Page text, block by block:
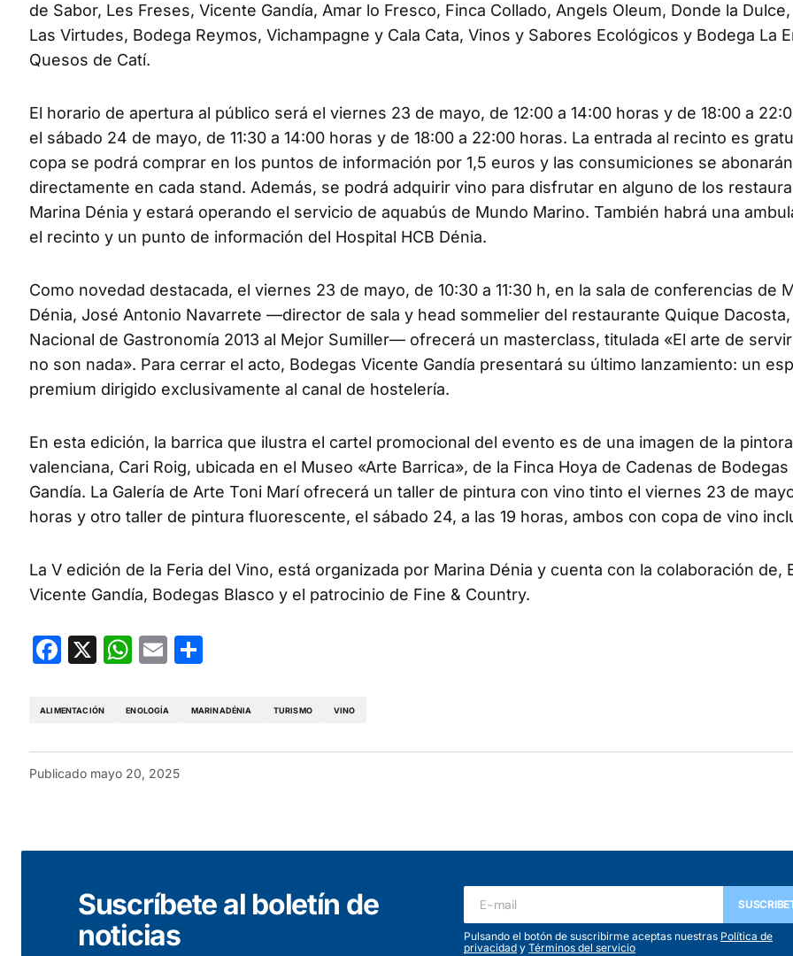
de Sabor, Les Freses, Vicente Gandía, Amar lo Fresco, Finca Collado, Angels Oleum, Donde la
Las Virtudes, Bodega Reymos, Vichampagne y Cala Cata, Vinos y Sabores Ecológicos y Bodega La
Quesos de Catí.
El horario de apertura al público será el viernes 23 de mayo, de 12:00 a 14:00 horas y de 18:00 a
el sábado 24 de mayo, de 11:30 a 14:00 horas y de 18:00 a 22:00 horas. La entrada al recinto es
copa se podrá comprar en los puntos de información por 1,5 euros y las consumiciones se abonarán
directamente en cada stand. Además, se podrá adquirir vino para disfrutar en alguno de los
Marina Dénia y estará operando el servicio de aquabús de Mundo Marino. También habrá una
el recinto y un punto de información del Hospital HCB Dénia.
Como novedad destacada, el viernes 23 de mayo, de 10:30 a 11:30 h, en la sala de conferencias de
Dénia, José Antonio Navarrete —director de sala y head sommelier del restaurante Quique
Nacional de Gastronomía 2013 al Mejor Sumiller— ofrecerá un masterclass, titulada «El arte de
no son nada». Para cerrar el acto, Bodegas Vicente Gandía presentará su último lanzamiento: un
premium dirigido exclusivamente al canal de hostelería.
En esta edición, la barrica que ilustra el cartel promocional del evento es de una imagen de la pintora
valenciana, Cari Roig, ubicada en el Museo «Arte Barrica», de la Finca Hoya de Cadenas de
Gandía. La Galería de Arte Toni Marí ofrecerá un taller de pintura con vino tinto el viernes 23 de
horas y otro taller de pintura fluorescente, el sábado 24, a las 19 horas, ambos con copa de vino
La V edición de la Feria del Vino, está organizada por Marina Dénia y cuenta con la colaboración de,
Vicente Gandía, Bodegas Blasco y el patrocinio de Fine & Country.
Facebook
X WhatsApp
Email
ALIMENTACIÓN ENOLOGÍA MARINADÉNIA TURISMO VINO
Publicado mayo 20, 2025
Suscríbete al boletín de
noticias
Pulsando el botón de suscribirme aceptas nuestras Política de
privacidad y Términos del servicio